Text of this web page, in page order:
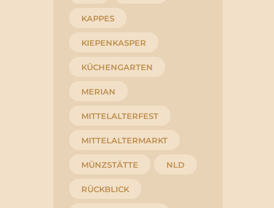
KAPPES
KIEPENKASPER
KÜCHENGARTEN
MERIAN
MITTELALTERFEST
MITTELALTERMARKT
MÜNZSTÄTTE NLD
RÜCKBLICK